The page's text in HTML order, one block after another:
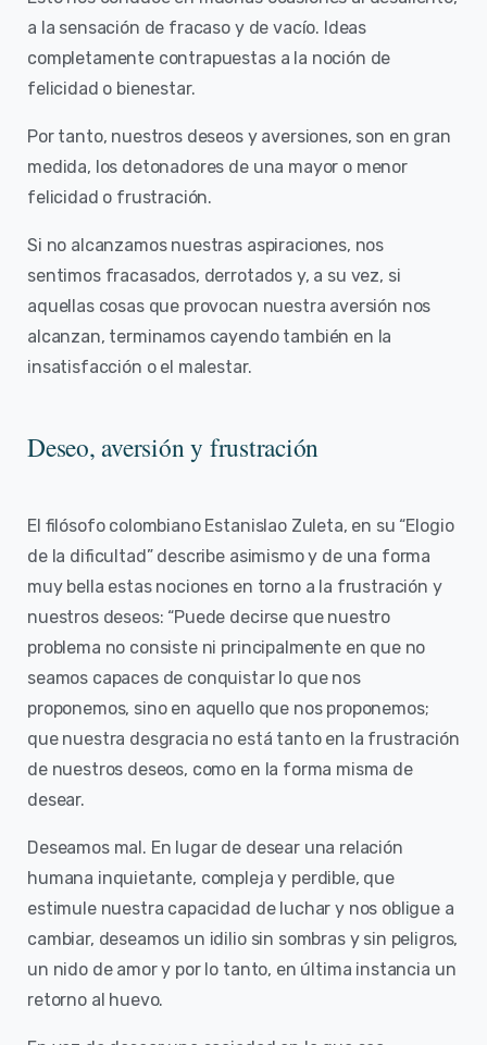
a la sensación de fracaso y de vacío. Ideas
completamente contrapuestas a la noción de
felicidad o bienestar.
Por tanto, nuestros deseos y aversiones, son en gran
medida, los detonadores de una mayor o menor
felicidad o frustración.
Si no alcanzamos nuestras aspiraciones, nos
sentimos fracasados, derrotados y, a su vez, si
aquellas cosas que provocan nuestra aversión nos
alcanzan, terminamos cayendo también en la
insatisfacción o el malestar.
Deseo, aversión y frustración
El filósofo colombiano Estanislao Zuleta, en su “Elogio
de la dificultad” describe asimismo y de una forma
muy bella estas nociones en torno a la frustración y
nuestros deseos: “Puede decirse que nuestro
problema no consiste ni principalmente en que no
seamos capaces de conquistar lo que nos
proponemos, sino en aquello que nos proponemos;
que nuestra desgracia no está tanto en la frustración
de nuestros deseos, como en la forma misma de
desear.
Deseamos mal. En lugar de desear una relación
humana inquietante, compleja y perdible, que
estimule nuestra capacidad de luchar y nos obligue a
cambiar, deseamos un idilio sin sombras y sin peligros,
un nido de amor y por lo tanto, en última instancia un
retorno al huevo.